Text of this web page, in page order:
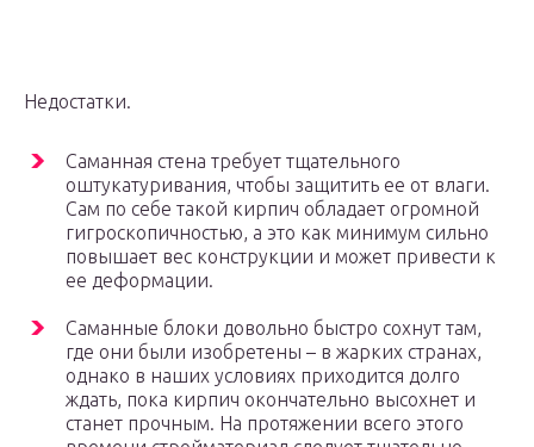
Недостатки.
Саманная стена требует тщательного
оштукатуривания, чтобы защитить ее от влаги.
Сам по себе такой кирпич обладает огромной
гигроскопичностью, а это как минимум сильно
повышает вес конструкции и может привести к
ее деформации.
Саманные блоки довольно быстро сохнут там,
где они были изобретены – в жарких странах,
однако в наших условиях приходится долго
ждать, пока кирпич окончательно высохнет и
станет прочным. На протяжении всего этого